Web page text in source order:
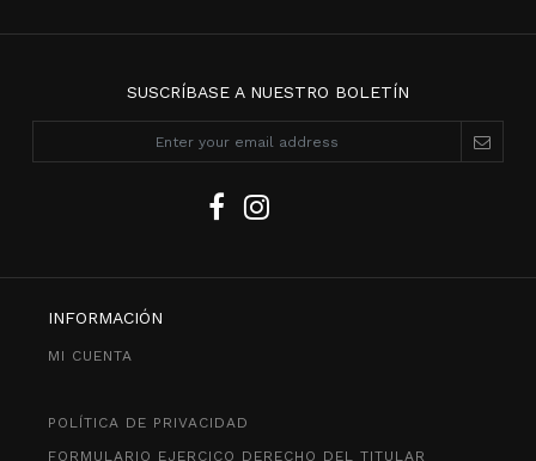
SUSCRÍBASE A NUESTRO BOLETÍN
INFORMACIÓN
MI CUENTA
POLÍTICA DE PRIVACIDAD
FORMULARIO EJERCICO DERECHO DEL TITULAR